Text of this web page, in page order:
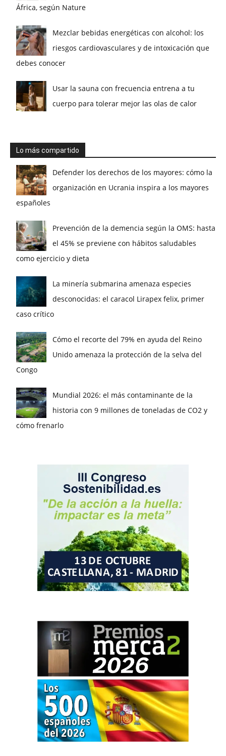
África, según Nature
Mezclar bebidas energéticas con alcohol: los
riesgos cardiovasculares y de intoxicación que
debes conocer
Usar la sauna con frecuencia entrena a tu
cuerpo para tolerar mejor las olas de calor
Lo más compartido
Defender los derechos de los mayores: cómo la
organización en Ucrania inspira a los mayores
españoles
Prevención de la demencia según la OMS: hasta
el 45% se previene con hábitos saludables
como ejercicio y dieta
La minería submarina amenaza especies
desconocidas: el caracol Lirapex felix, primer
caso crítico
Cómo el recorte del 79% en ayuda del Reino
Unido amenaza la protección de la selva del
Congo
Mundial 2026: el más contaminante de la
historia con 9 millones de toneladas de CO2 y
cómo frenarlo